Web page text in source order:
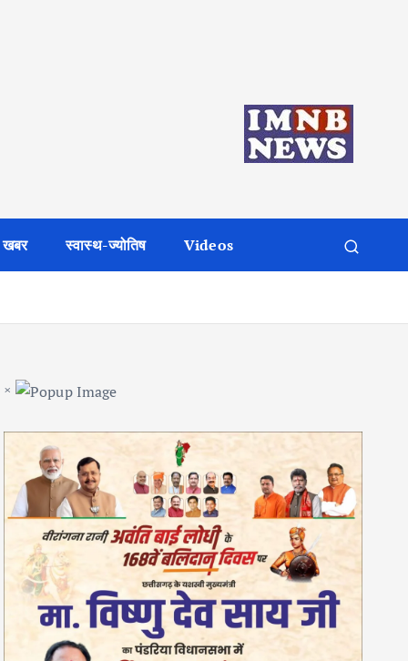
स्वास्थ-ज्योतिष Videos
×